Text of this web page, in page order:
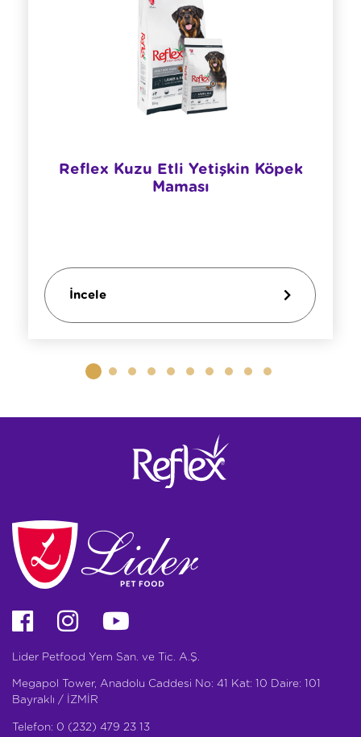
Reflex Kuzu Etli Yetişkin Köpek
Maması
İncele
Lider Petfood Yem San. ve Tic. A.Ş.
Megapol Tower, Anadolu Caddesi No: 41 Kat: 10 Daire: 101
Bayraklı / İZMİR
Telefon: 0 (232) 479 23 13